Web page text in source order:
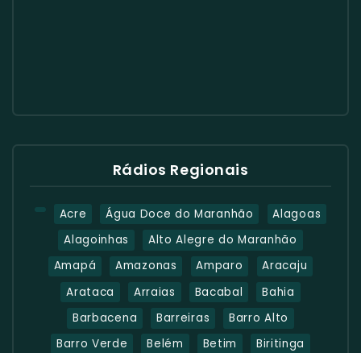
Rádios Regionais
Acre Água Doce do Maranhão
Alagoas
Alagoinhas
Alto Alegre do Maranhão
Amapá
Amazonas Amparo
Aracaju
Arataca
Arraias Bacabal
Bahia
Barbacena
Barreiras
Barro Alto
Barro Verde
Belém Betim Biritinga